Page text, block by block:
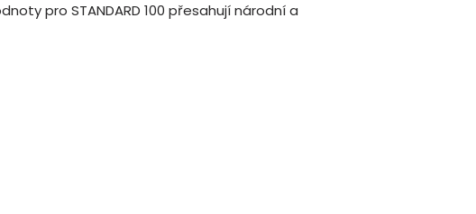
pro STANDARD 100 přesahují národní a